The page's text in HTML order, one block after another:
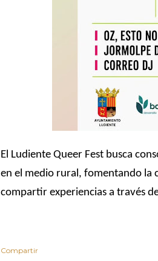
El Ludiente Queer Fest busca
en el medio rural, fomentando la
compartir experiencias a través
Compartir